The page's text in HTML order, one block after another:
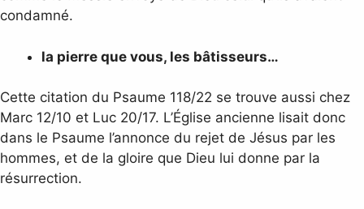
condamné.
la pierre que vous, les bâtisseurs…
Cette citation du Psaume 118/22 se trouve aussi chez
Marc 12/10 et Luc 20/17. L’Église ancienne lisait donc
dans le Psaume l’annonce du rejet de Jésus par les
hommes, et de la gloire que Dieu lui donne par la
résurrection.